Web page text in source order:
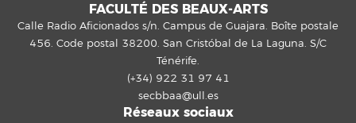
FACULTÉ DES BEAUX-ARTS
Calle Radio Aficionados s/n. Campus de Guajara. Boîte postale
456. Code postal 38200. San Cristóbal de La Laguna. S/C
Ténérife.
(+34) 922 31 97 41
secbbaa@ull.es
Réseaux sociaux